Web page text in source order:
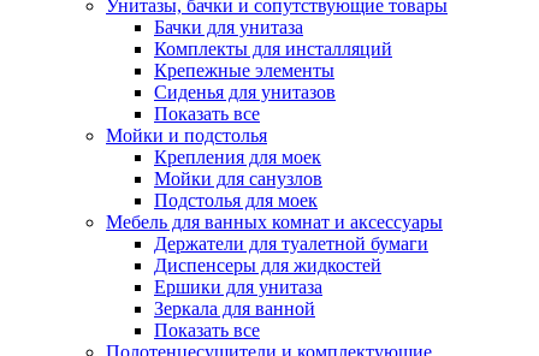
Унитазы, бачки и сопутствующие товары
Бачки для унитаза
Комплекты для инсталляций
Крепежные элементы
Сиденья для унитазов
Показать все
Мойки и подстолья
Крепления для моек
Мойки для санузлов
Подстолья для моек
Мебель для ванных комнат и аксессуары
Держатели для туалетной бумаги
Диспенсеры для жидкостей
Ершики для унитаза
Зеркала для ванной
Показать все
Полотенцесушители и комплектующие